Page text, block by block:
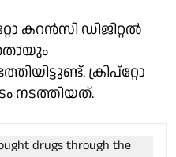
കറൻസി ഡിജിറ്റൽ
ക്രിപ്റ്റോ
നടത്തിയത്.